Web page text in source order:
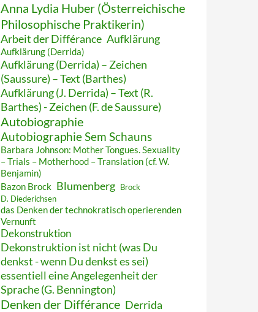
Anna Lydia Huber (Österreichische
Philosophische Praktikerin)
Arbeit der Différance Aufklärung
Aufklärung (Derrida)
Aufklärung (Derrida) – Zeichen
(Saussure) – Text (Barthes)
Aufklärung (J. Derrida) – Text (R.
Barthes) - Zeichen (F. de Saussure)
Autobiographie
Autobiographie Sem Schauns
Barbara Johnson: Mother Tongues. Sexuality
– Trials – Motherhood – Translation (cf. W.
Benjamin)
Bazon Brock Blumenberg Brock
D. Diederichsen
das Denken der technokratisch operierenden
Vernunft
Dekonstruktion
Dekonstruktion ist nicht (was Du
denkst - wenn Du denkst es sei)
essentiell eine Angelegenheit der
Sprache (G. Bennington)
Denken der Différance Derrida